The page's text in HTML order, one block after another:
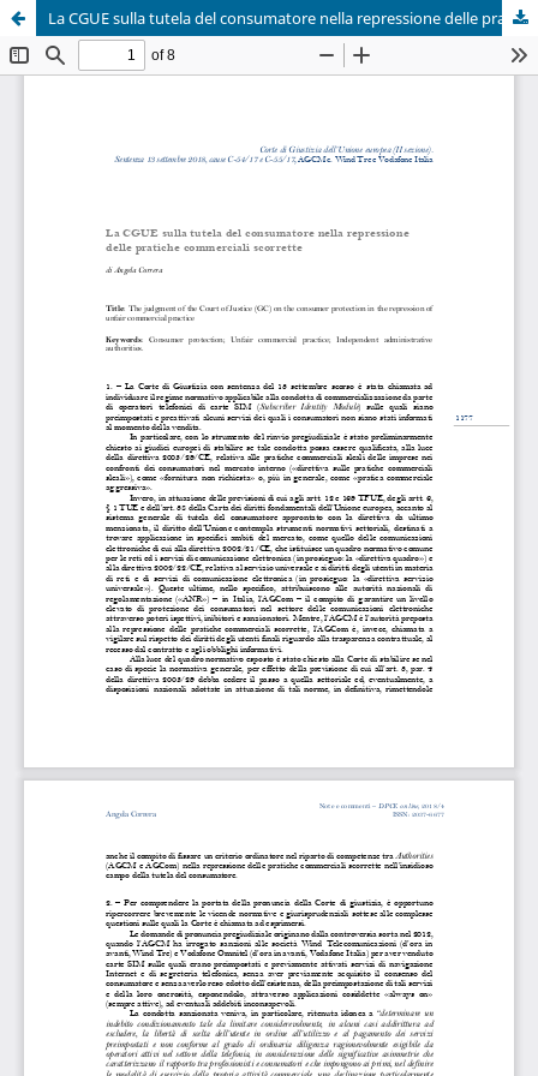
La CGUE sulla tutela del consumatore nella repressione delle pratiche commerciali scorrette